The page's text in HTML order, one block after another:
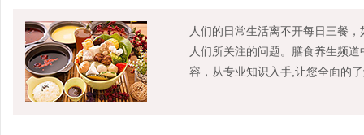
人们的日常生活离不开每日三餐
人们所关注的问题。膳食养生频
容，从专业知识入手,让您全面的